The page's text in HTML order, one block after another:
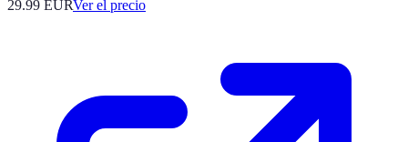
29.99 EURVer el precio